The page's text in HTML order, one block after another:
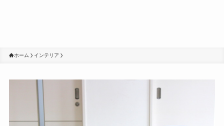
ホーム インテリア